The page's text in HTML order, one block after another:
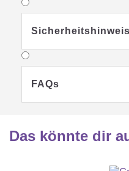
FAQs
Das könnte dir